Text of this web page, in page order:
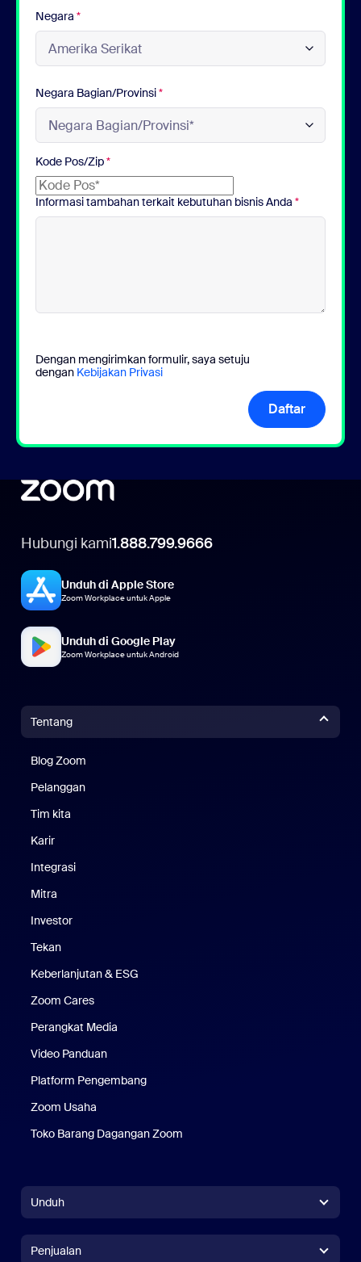
Negara *
Negara Bagian/Provinsi*
Kode Pos/Zip*
Informasi tambahan terkait kebutuhan bisnis Anda *
Dengan mengirimkan formulir, saya setuju
dengan Kebijakan Privasi
Daftar
Hubungi kami1.888.799.9666
Unduh di Apple Store
Zoom Workplace untuk Apple
Unduh di Google Play
Zoom Workplace untuk Android
Tentang
Blog Zoom
Pelanggan
Tim kita
Karir
Integrasi
Mitra
Investor
Tekan
Keberlanjutan & ESG
Zoom Cares
Perangkat Media
Video Panduan
Platform Pengembang
Zoom Usaha
Toko Barang Dagangan Zoom
Unduh
Penjualan